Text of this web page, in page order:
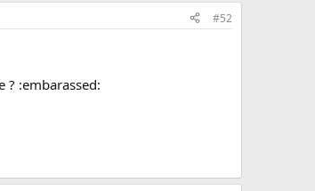
#52
:embarassed: